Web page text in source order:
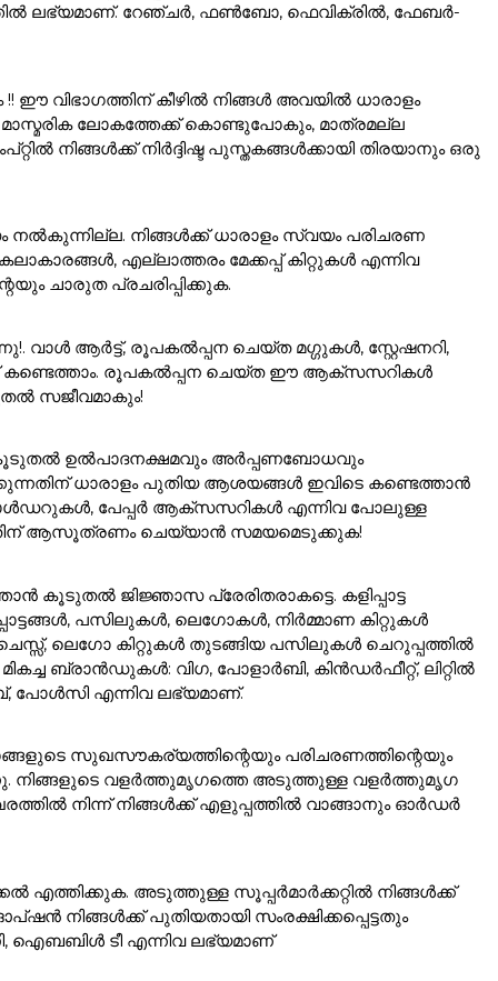
ലഭ്യമാണ്. റേഞ്ചർ, ഫൺബോ, ഫെവിക്രിൽ, ഫേബർ-
വിഭാഗത്തിന് കീഴിൽ നിങ്ങൾ അവയിൽ ധാരാളം
ലോകത്തേക്ക് കൊണ്ടുപോകും, മാത്രമല്ല
നിങ്ങൾക്ക് നിർദ്ദിഷ്ട പുസ്തകങ്ങൾക്കായി തിരയാനും ഒരു
നിങ്ങൾക്ക് ധാരാളം സ്വയം പരിചരണ
എല്ലാത്തരം മേക്കപ്പ് കിറ്റുകൾ എന്നിവ
ചാരുത പ്രചരിപ്പിക്കുക.
ആർട്ട്, രൂപകൽപ്പന ചെയ്ത മഗ്ഗുകൾ, സ്റ്റേഷനറി,
കണ്ടെത്താം. രൂപകൽപ്പന ചെയ്ത ഈ ആക്സസറികൾ
സജീവമാകും!
കൂടുതൽ ഉൽപാദനക്ഷമവും അർപ്പണബോധവും
ധാരാളം പുതിയ ആശയങ്ങൾ ഇവിടെ കണ്ടെത്താൻ
പേപ്പർ ആക്സസറികൾ എന്നിവ പോലുള്ള
ആസൂത്രണം ചെയ്യാൻ സമയമെടുക്കുക!
കൂടുതൽ ജിജ്ഞാസ പ്രേരിതരാകട്ടെ. കളിപ്പാട്ട
പസിലുകൾ, ലെഗോകൾ, നിർമ്മാണ കിറ്റുകൾ
ലെഗോ കിറ്റുകൾ തുടങ്ങിയ പസിലുകൾ ചെറുപ്പത്തിൽ
ബ്രാൻഡുകൾ: വിഗ, പോളാർബി, കിൻഡർഫീറ്റ്, ലിറ്റിൽ
പോൾസി എന്നിവ ലഭ്യമാണ്.
സുഖസൗകര്യത്തിന്റെയും പരിചരണത്തിന്റെയും
നിങ്ങളുടെ വളർത്തുമൃഗത്തെ അടുത്തുള്ള വളർത്തുമൃഗ
നിന്ന് നിങ്ങൾക്ക് എളുപ്പത്തിൽ വാങ്ങാനും ഓർഡർ
എത്തിക്കുക. അടുത്തുള്ള സൂപ്പർമാർക്കറ്റിൽ നിങ്ങൾക്ക്
നിങ്ങൾക്ക് പുതിയതായി സംരക്ഷിക്കപ്പെട്ടതും
ഐബബിൾ ടീ എന്നിവ ലഭ്യമാണ്